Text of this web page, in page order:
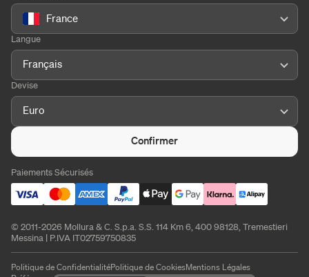
France
Langue
Français
Devise
Euro
Confirmer
Paiements Sécurisés
© 2011-2026 Mollura & C. S.p.a. S.S. 114 Km 6, 400 98128, Tremestieri
Messina | P.IVA IT02759750835
Politique de ConfidentialitéPolitique de CookiesMentions Légales